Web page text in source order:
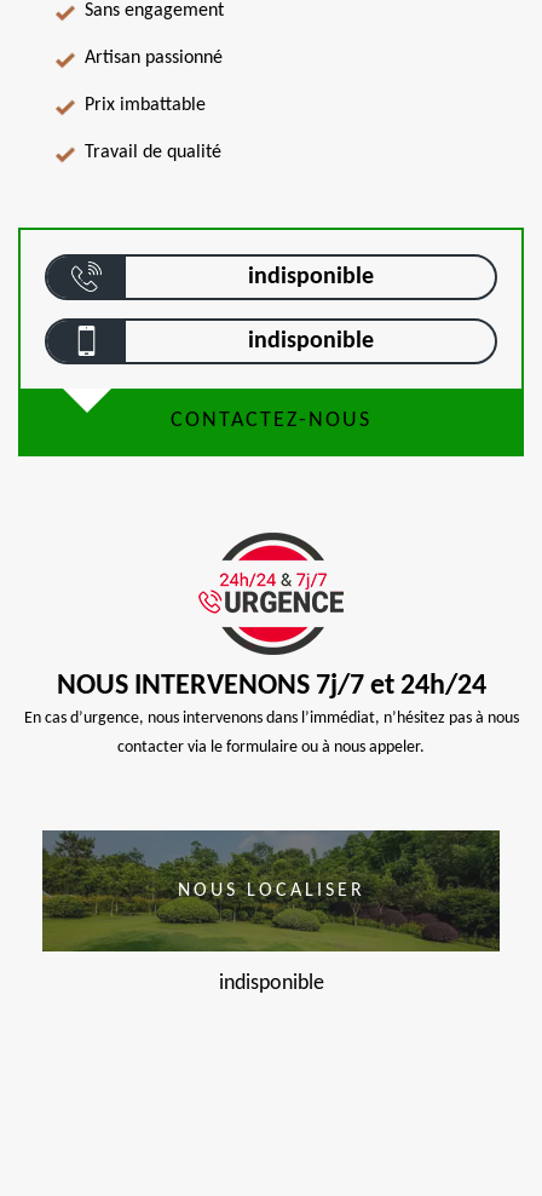
Sans engagement
Artisan passionné
Prix imbattable
Travail de qualité
indisponible
indisponible
CONTACTEZ-NOUS
NOUS INTERVENONS 7j/7 et 24h/24
En cas d’urgence, nous intervenons dans l’immédiat, n’hésitez pas à nous
contacter via le formulaire ou à nous appeler.
NOUS LOCALISER
indisponible